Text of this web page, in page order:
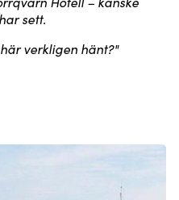
sett.
verkligen hänt?"